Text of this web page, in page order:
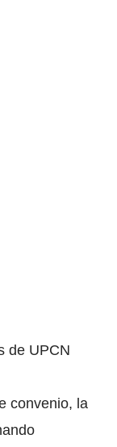
de UPCN
convenio, la